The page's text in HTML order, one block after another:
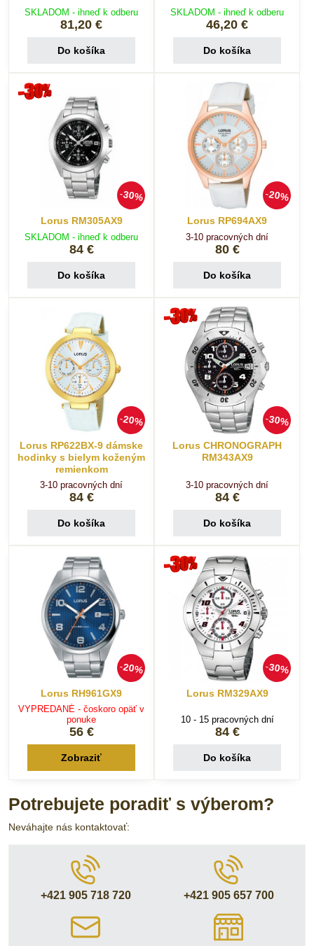
SKLADOM - ihneď k odberu
81,20 €
Do košíka
SKLADOM - ihneď k odberu
46,20 €
Do košíka
30%
Lorus RM305AX9
SKLADOM - ihneď k odberu
84 €
Do košíka
20%
Lorus RP694AX9
3-10 pracovných dní
80 €
Do košíka
20%
Lorus RP622BX-9 dámske
hodinky s bielym koženým
remienkom
3-10 pracovných dní
84 €
Do košíka
30%
Lorus CHRONOGRAPH
RM343AX9
3-10 pracovných dní
84 €
Do košíka
20%
Lorus RH961GX9
VYPREDANÉ - čoskoro opäť v
ponuke
56 €
Zobraziť
30%
Lorus RM329AX9
10 - 15 pracovných dní
84 €
Do košíka
Potrebujete poradiť s výberom?
Neváhajte nás kontaktovať:
+421 905 718 720 +421 905 657 700